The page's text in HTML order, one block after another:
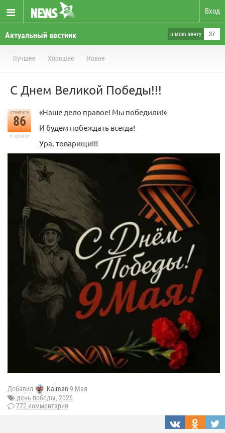
Вход
Актуальный вестник в мою ленту 37
Лучшее Хорошее Новое
С Днем Великой Победы!!!
отметили
86
в архиве
«Наше дело правое! Мы победили!»
И будем побеждать всегда!
Ура, товарищи!!!
Добавил Kalman 9 Мая
день победы, 2026
772 комментария